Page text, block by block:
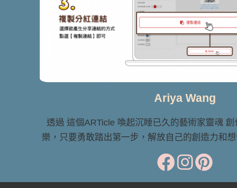
Ariya Wang
透過 這個ARTicle 喚起沉睡已久的藝術家靈魂
樂，只要勇敢踏出第一步，解放自己的創造力和